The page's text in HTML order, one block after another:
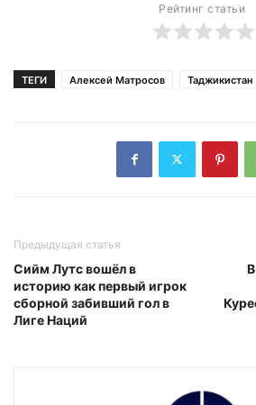
Рейтинг статьи
ТЕГИ Алексей Матросов Таджикистан
Предыдущая статья
Сийм Лутс вошёл в
историю как первый игрок
сборной забивший гол в
Лиге Наций